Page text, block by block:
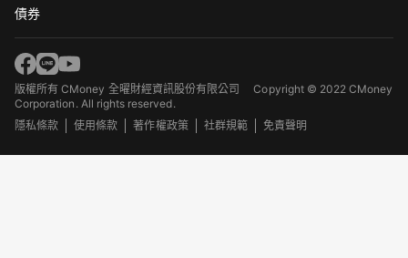
債券
版權所有 CMoney 全曜財經資訊股份有限公司Copyright © 2022 CMoney
Corporation. All rights reserved.
隱私條款
使用條款 著作權政策 社群規範 免責聲明